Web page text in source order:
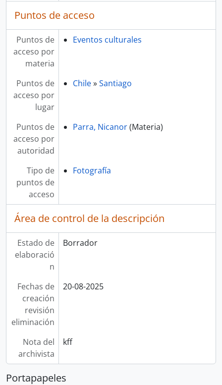
Puntos de acceso
Puntos de
acceso por
materia
Eventos culturales
Puntos de
acceso por
lugar
Chile»Santiago
Puntos de
acceso por
autoridad
Parra, Nicanor(Materia)
Tipo de
puntos de
acceso
Fotografía
Área de control de la descripción
Estado de
elaboració
n
Borrador
Fechas de
creación
revisión
eliminación
20-08-2025
Nota del
archivista
kff
Portapapeles